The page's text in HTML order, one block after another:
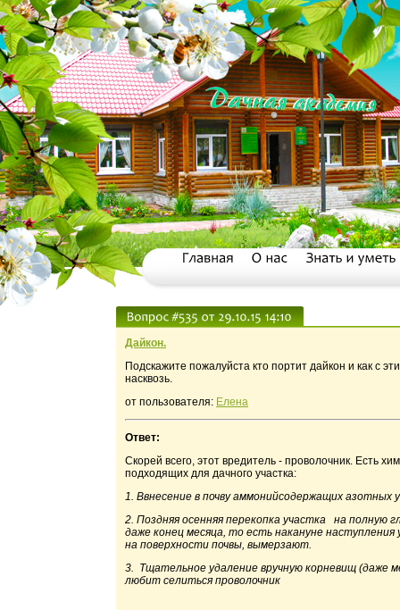
Дайкон.
Подскажите пожалуйста кто портит дайкон и как с
насквозь.
от пользователя: Елена
Ответ:
Скорей всего, этот вредитель - проволочник. Есть
подходящих для дачного участка:
1. Ввнесение в почву аммонийсодержащих азотных
2. Поздняя осенняя перекопка участка на полную
даже конец месяца, то есть накануне наступления
на поверхности почвы, вымерзают.
3. Тщательное удаление вручную корневищ (даже
любит селиться проволочник